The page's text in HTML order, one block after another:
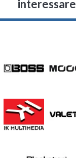
interessare